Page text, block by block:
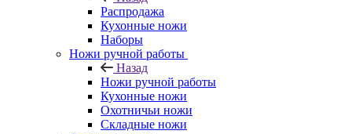
Распродажа
Кухонные ножи
Наборы
Ножи ручной работы
Назад
Ножи ручной работы
Кухонные ножи
Охотничьи ножи
Складные ножи